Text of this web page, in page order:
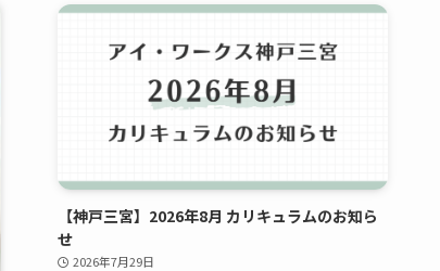
【神戸三宮】2026年8月 カリキュラムのお知ら
せ
2026年7月29日